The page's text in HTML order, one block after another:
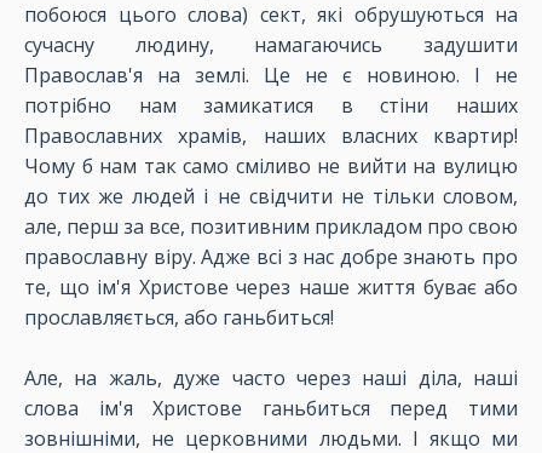
побоюся цього слова) сект, які обрушуються на
сучасну людину, намагаючись задушити
Православ'я на землі. Це не є новиною. І не
потрібно нам замикатися в стіни наших
Православних храмів, наших власних квартир!
Чому б нам так само сміливо не вийти на вулицю
до тих же людей і не свідчити не тільки словом,
але, перш за все, позитивним прикладом про свою
православну віру. Адже всі з нас добре знають про
те, що ім'я Христове через наше життя буває або
прославляється, або ганьбиться!
Але, на жаль, дуже часто через наші діла, наші
слова ім'я Христове ганьбиться перед тими
зовнішніми, не церковними людьми. І якщо ми